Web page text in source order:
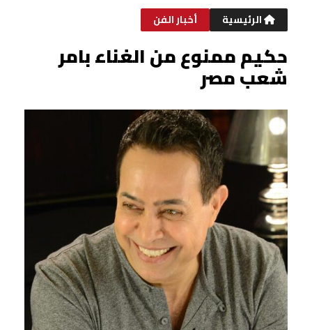
الرئيسية أخبار الفن
حكيم ممنوع من الغناء بامر
شعب مصر